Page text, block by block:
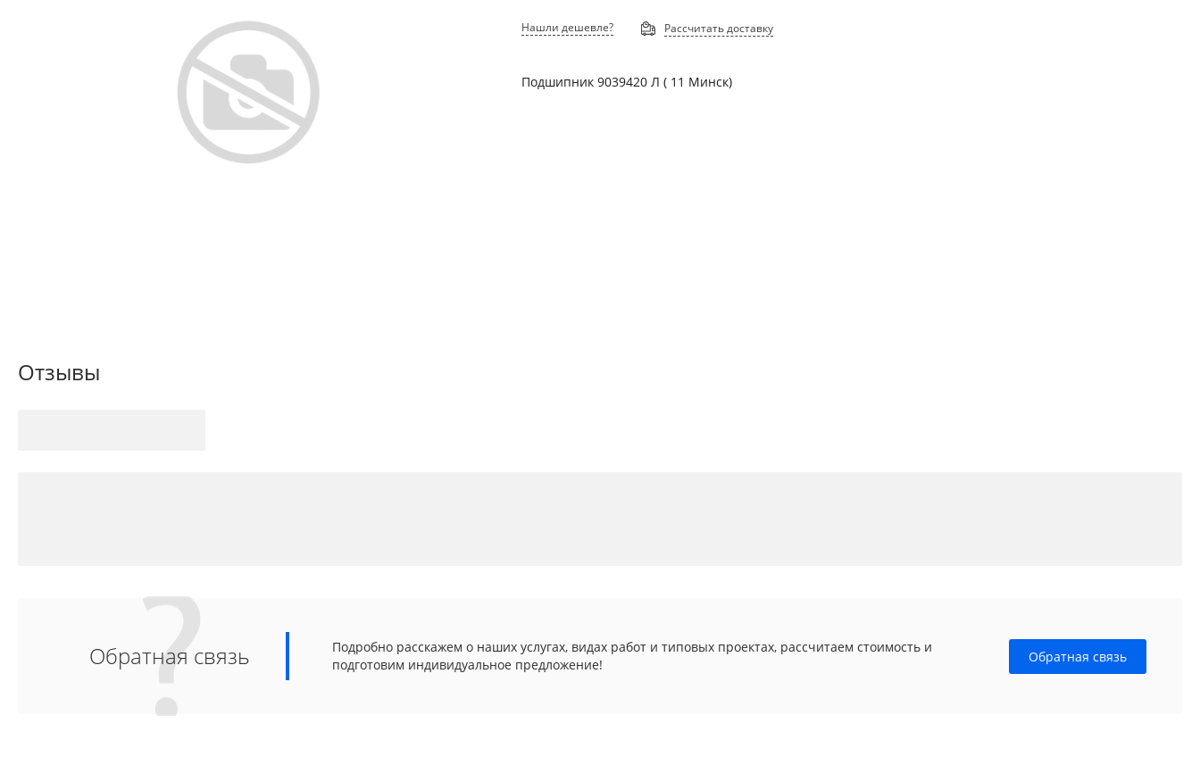
Нашли дешевле? Рассчитать доставку
Подшипник 9039420 Л ( 11 Минск)
Отзывы
Обратная связь
Подробно расскажем о наших услугах, видах работ и типовых проектах, рассчитаем стоимость и
подготовим индивидуальное предложение!
Обратная связь